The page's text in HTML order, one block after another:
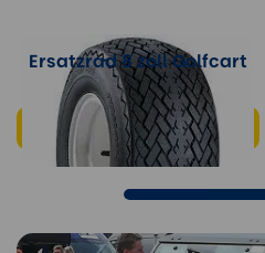
Ersatzrad 8 zoll Golfcart
Weitere
Informationen